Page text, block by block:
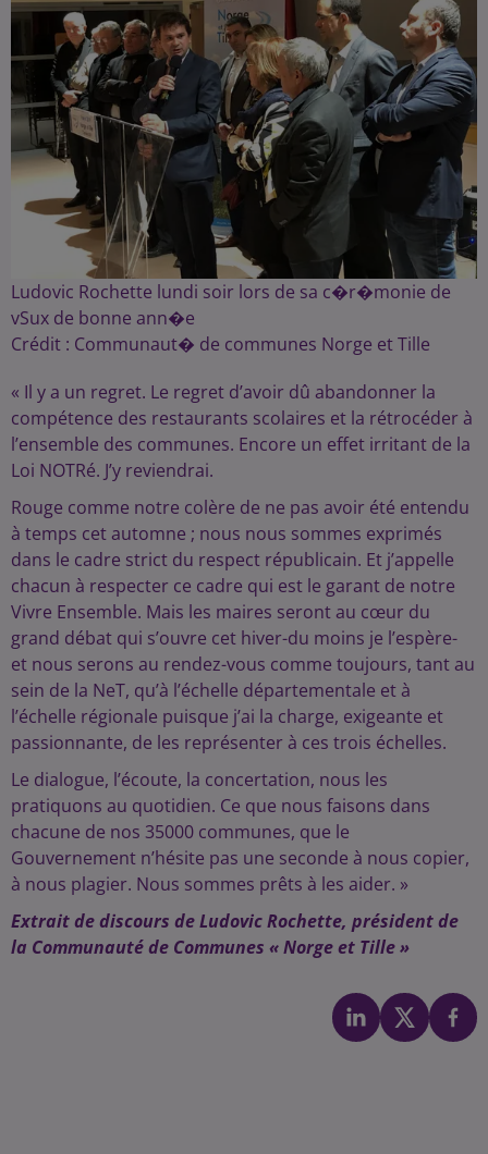
Ludovic Rochette lundi soir lors de sa c�r�monie de
vSux de bonne ann�e
Crédit : Communaut� de communes Norge et Tille
« Il y a un regret. Le regret d’avoir dû abandonner la
compétence des restaurants scolaires et la rétrocéder à
l’ensemble des communes. Encore un effet irritant de la
Loi NOTRé. J’y reviendrai.
Rouge comme notre colère de ne pas avoir été entendu
à temps cet automne ; nous nous sommes exprimés
dans le cadre strict du respect républicain. Et j’appelle
chacun à respecter ce cadre qui est le garant de notre
Vivre Ensemble. Mais les maires seront au cœur du
grand débat qui s’ouvre cet hiver-du moins je l’espère-
et nous serons au rendez-vous comme toujours, tant au
sein de la NeT, qu’à l’échelle départementale et à
l’échelle régionale puisque j’ai la charge, exigeante et
passionnante, de les représenter à ces trois échelles.
Le dialogue, l’écoute, la concertation, nous les
pratiquons au quotidien. Ce que nous faisons dans
chacune de nos 35000 communes, que le
Gouvernement n’hésite pas une seconde à nous copier,
à nous plagier. Nous sommes prêts à les aider. »
Extrait de discours de Ludovic Rochette, président de
la Communauté de Communes « Norge et Tille »